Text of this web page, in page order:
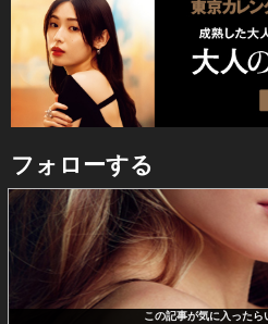
フォローする
この記事が気に入ったら